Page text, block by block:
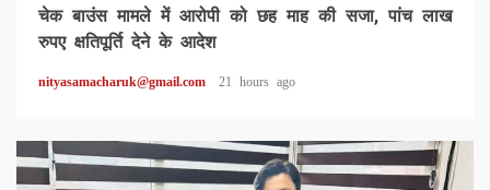
चेक बाउंस मामले में आरोपी को छह माह की सजा, पांच लाख
रुपए क्षतिपूर्ति देने के आदेश
nityasamacharuk@gmail.com 21 hours ago